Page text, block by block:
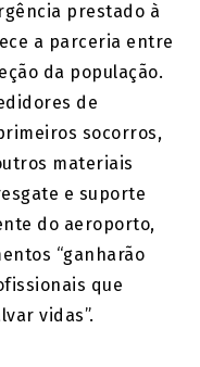
prestado à
a parceria entre
da população.
de
socorros,
materiais
e suporte
do aeroporto,
“ganharão
que
vidas”.